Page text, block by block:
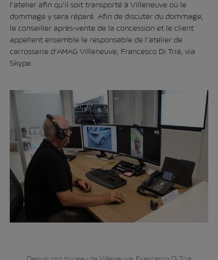
l’atelier afin qu’il soit transporté à Villeneuve où le
dommage y sera réparé. Afin de discuter du dommage,
le conseiller après-vente de la concession et le client
appellent ensemble le responsable de l’atelier de
carrosserie d’AMAG Villeneuve, Francesco Di Tria, via
Skype.